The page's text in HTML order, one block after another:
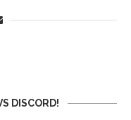
DISCORD!